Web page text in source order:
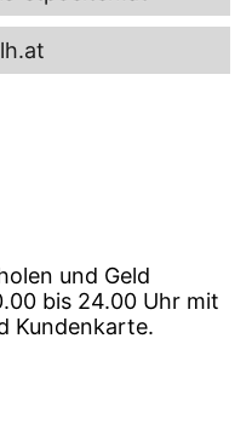
und Geld
bis 24.00 Uhr mit
Kundenkarte.